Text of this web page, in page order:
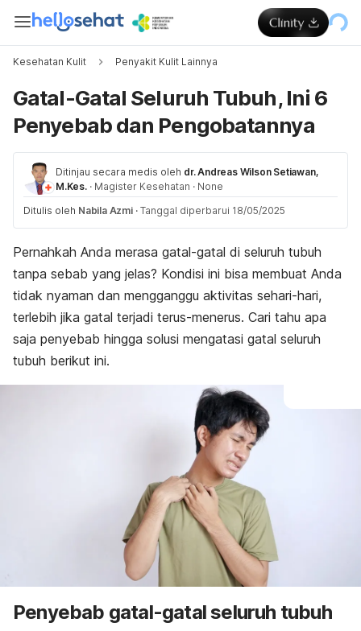
Kesehatan Kulit Penyakit Kulit Lainnya
Gatal-Gatal Seluruh Tubuh, Ini 6
Penyebab dan Pengobatannya
Ditinjau secara medis oleh dr. Andreas Wilson Setiawan,
M.Kes. · Magister Kesehatan · None
Ditulis oleh Nabila Azmi · Tanggal diperbarui 18/05/2025
Pernahkah Anda merasa gatal-gatal di seluruh tubuh
tanpa sebab yang jelas? Kondisi ini bisa membuat Anda
tidak nyaman dan mengganggu aktivitas sehari-hari,
terlebih jika gatal terjadi terus-menerus. Cari tahu apa
saja penyebab hingga solusi mengatasi gatal seluruh
tubuh berikut ini.
Penyebab gatal-gatal seluruh tubuh